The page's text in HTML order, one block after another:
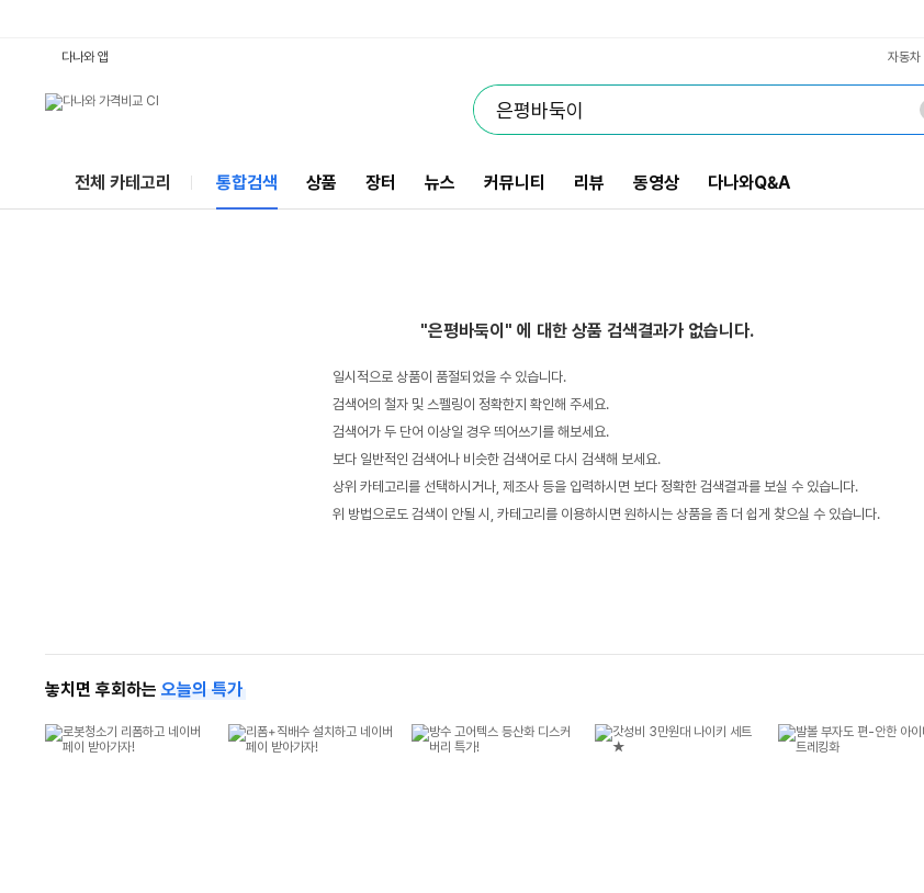
다나와 앱 자동차
전체 카테고리 통합검색 상품 장터 뉴스 커뮤니티 리뷰 동영상 다나와Q&A
"은평바둑이" 에 대한 상품 검색결과가 없습니다.
일시적으로 상품이 품절되었을 수 있습니다.
검색어의 철자 및 스펠링이 정확한지 확인해 주세요.
검색어가 두 단어 이상일 경우 띄어쓰기를 해보세요.
보다 일반적인 검색어나 비슷한 검색어로 다시 검색해 보세요.
상위 카테고리를 선택하시거나, 제조사 등을 입력하시면 보다 정확한 검색결과를 보실 수 있습니다.
위 방법으로도 검색이 안될 시, 카테고리를 이용하시면 원하시는 상품을 좀 더 쉽게 찾으실 수 있습니다.
놓치면 후회하는 오늘의 특가